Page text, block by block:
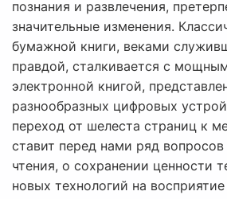
познания и развлечения,
значительные изменения.
бумажной книги, веками
правдой, сталкивается с
электронной книгой,
разнообразных цифровых
переход от шелеста страниц к
ставит перед нами ряд
чтения, о сохранении ценности
новых технологий на